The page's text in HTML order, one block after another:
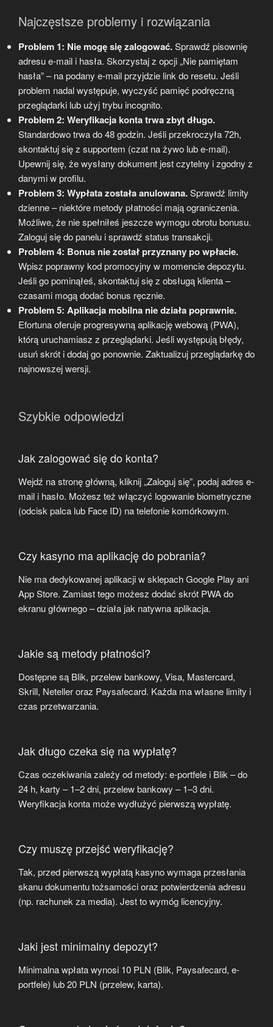
Najczęstsze problemy i rozwiązania
Problem 1: Nie mogę się zalogować.Sprawdź pisownię
adresu e-mail i hasła. Skorzystaj z opcji „Nie pamiętam
hasła” – na podany e-mail przyjdzie link do resetu. Jeśli
problem nadal występuje, wyczyść pamięć podręczną
przeglądarki lub użyj trybu incognito.
Problem 2: Weryfikacja konta trwa zbyt długo.
Standardowo trwa do 48 godzin. Jeśli przekroczyła 72h,
skontaktuj się z supportem (czat na żywo lub e-mail).
Upewnij się, że wysłany dokument jest czytelny i zgodny z
danymi w profilu.
Problem 3: Wypłata została anulowana.Sprawdź limity
dzienne – niektóre metody płatności mają ograniczenia.
Możliwe, że nie spełniłeś jeszcze wymogu obrotu bonusu.
Zaloguj się do panelu i sprawdź status transakcji.
Problem 4: Bonus nie został przyznany po wpłacie.
Wpisz poprawny kod promocyjny w momencie depozytu.
Jeśli go pominąłeś, skontaktuj się z obsługą klienta –
czasami mogą dodać bonus ręcznie.
Problem 5: Aplikacja mobilna nie działa poprawnie.
Efortuna oferuje progresywną aplikację webową (PWA),
którą uruchamiasz z przeglądarki. Jeśli występują błędy,
usuń skrót i dodaj go ponownie. Zaktualizuj przeglądarkę do
najnowszej wersji.
Szybkie odpowiedzi
Jak zalogować się do konta?
Wejdź na stronę główną, kliknij „Zaloguj się”, podaj adres e-
mail i hasło. Możesz też włączyć logowanie biometryczne
(odcisk palca lub Face ID) na telefonie komórkowym.
Czy kasyno ma aplikację do pobrania?
Nie ma dedykowanej aplikacji w sklepach Google Play ani
App Store. Zamiast tego możesz dodać skrót PWA do
ekranu głównego – działa jak natywna aplikacja.
Jakie są metody płatności?
Dostępne są Blik, przelew bankowy, Visa, Mastercard,
Skrill, Neteller oraz Paysafecard. Każda ma własne limity i
czas przetwarzania.
Jak długo czeka się na wypłatę?
Czas oczekiwania zależy od metody: e-portfele i Blik – do
24 h, karty – 1–2 dni, przelew bankowy – 1–3 dni.
Weryfikacja konta może wydłużyć pierwszą wypłatę.
Czy muszę przejść weryfikację?
Tak, przed pierwszą wypłatą kasyno wymaga przesłania
skanu dokumentu tożsamości oraz potwierdzenia adresu
(np. rachunek za media). Jest to wymóg licencyjny.
Jaki jest minimalny depozyt?
Minimalna wpłata wynosi 10 PLN (Blik, Paysafecard, e-
portfele) lub 20 PLN (przelew, karta).